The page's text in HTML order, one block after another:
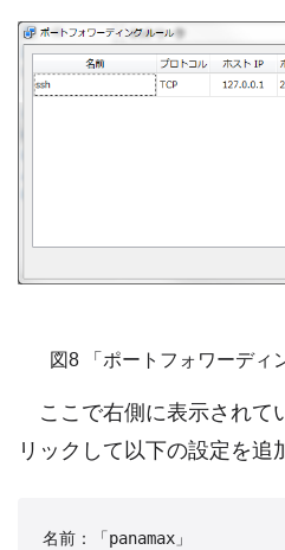
図8 「ポートフォワーディ
ここで右側に表示されて
リックして以下の設定を追
名前：「panamax」